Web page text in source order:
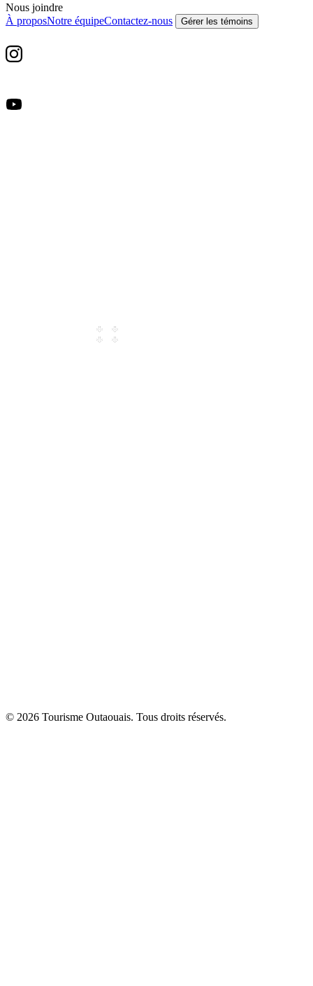
Nous joindre
À proposNotre équipeContactez-nous Gérer les témoins
© 2026 Tourisme Outaouais. Tous droits réservés.